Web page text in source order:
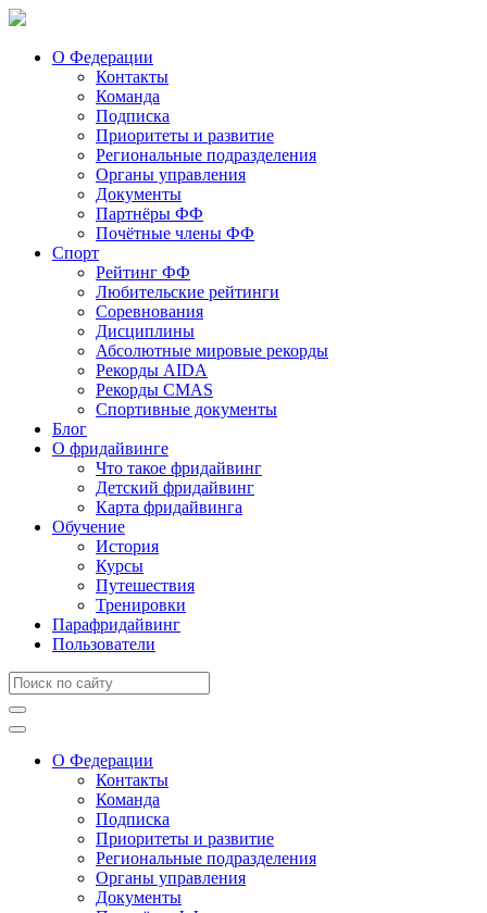
О Федерации
Контакты
Команда
Подписка
Приоритеты и развитие
Региональные подразделения
Органы управления
Документы
Партнёры ФФ
Почётные члены ФФ
Спорт
Рейтинг ФФ
Любительские рейтинги
Соревнования
Дисциплины
Абсолютные мировые рекорды
Рекорды AIDA
Рекорды CMAS
Спортивные документы
Блог
О фридайвинге
Что такое фридайвинг
Детский фридайвинг
Карта фридайвинга
Обучение
История
Курсы
Путешествия
Тренировки
Парафридайвинг
Пользователи
О Федерации
Контакты
Команда
Подписка
Приоритеты и развитие
Региональные подразделения
Органы управления
Документы